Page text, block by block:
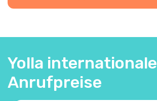
Yolla internationale
Anrufpreise